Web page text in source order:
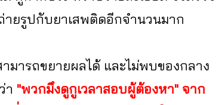
ยรูปกับยาเสพติดอีกจำนวนมาก
มารถขยายผลได้ และไม่พบของกลาง
า "พวกมึงดูกูเวลาสอบผู้ต้องหา" จาก